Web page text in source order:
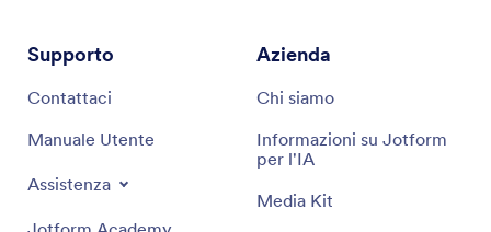
Supporto
Contattaci
Manuale Utente
Assistenza
Azienda
Chi siamo
Informazioni su Jotform
per l'IA
Media Kit